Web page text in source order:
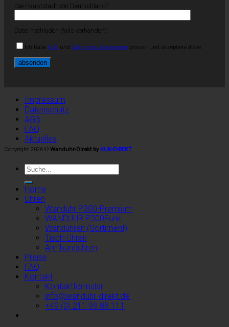
Die Hauptstadt von Deutschland?
Datei hochladen (falls vorhanden):
Ich habe AGB und Datenschutzvorgaben gelesen und akzeptiere diese.
Impressum
Datenschutz
AGB
FAQ
Aktuelles
Copyright 2026 © Wanduhr-Direkt by KUK-DIREKT
Home
Uhren
Wanduhr P300-Premium
WANDUHR P300Funk
Wanduhren (Sortiment)
Tisch-Uhren
Armbanduhren
Preise
FAQ
Kontakt
Kontaktformular
info@wanduhr-direkt.de
+49 (0) 211 99 88 111